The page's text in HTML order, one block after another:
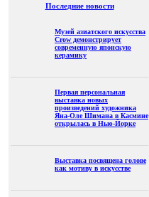
Последние новости
Музей азиатского искусства
Crow демонстрирует
современную японскую
керамику
Первая персональная
выставка новых
произведений художника
Яна-Оле Шимана в Касмине
открылась в Нью-Йорке
Выставка посвящена голове
как мотиву в искусстве